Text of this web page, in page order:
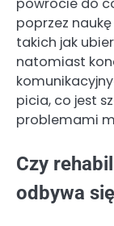
powrocie do
poprzez
takich jak
natomiast
picia, co jest
problemami
Czy
odbywa